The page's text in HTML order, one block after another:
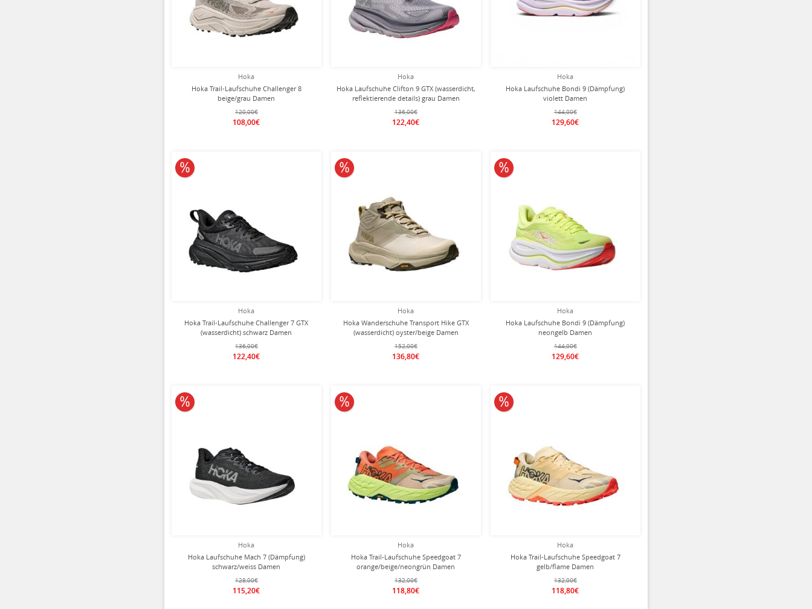
Hoka
Hoka Trail-Laufschuhe Challenger 8
beige/grau Damen
120,00€
108,00€
Hoka
Hoka Laufschuhe Clifton 9 GTX (wasserdicht,
reflektierende details) grau Damen
136,00€
122,40€
Hoka
Hoka Laufschuhe Bondi 9 (Dämpfung)
violett Damen
144,00€
129,60€
Hoka
Hoka Trail-Laufschuhe Challenger 7 GTX
(wasserdicht) schwarz Damen
136,00€
122,40€
10% reduziert
Hoka
Hoka Wanderschuhe Transport Hike GTX
(wasserdicht) oyster/beige Damen
152,00€
136,80€
10% reduziert
Hoka
Hoka Laufschuhe Bondi 9 (Dämpfung)
neongelb Damen
144,00€
129,60€
10% reduziert
Hoka
Hoka Laufschuhe Mach 7 (Dämpfung)
schwarz/weiss Damen
128,00€
115,20€
10% reduziert
Hoka
Hoka Trail-Laufschuhe Speedgoat 7
orange/beige/neongrün Damen
132,00€
118,80€
10% reduziert
Hoka
Hoka Trail-Laufschuhe Speedgoat 7
gelb/flame Damen
132,00€
118,80€
10% reduziert